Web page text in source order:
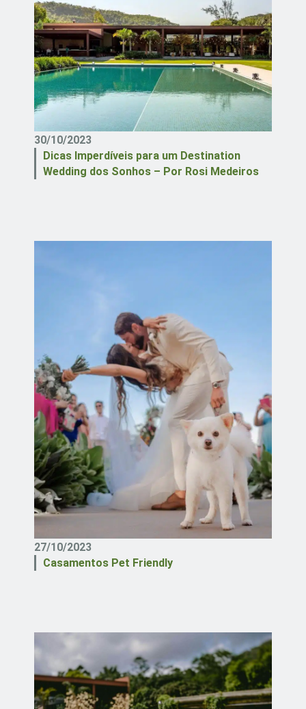
30/10/2023
Dicas Imperdíveis para um Destination
Wedding dos Sonhos – Por Rosi Medeiros
27/10/2023
Casamentos Pet Friendly